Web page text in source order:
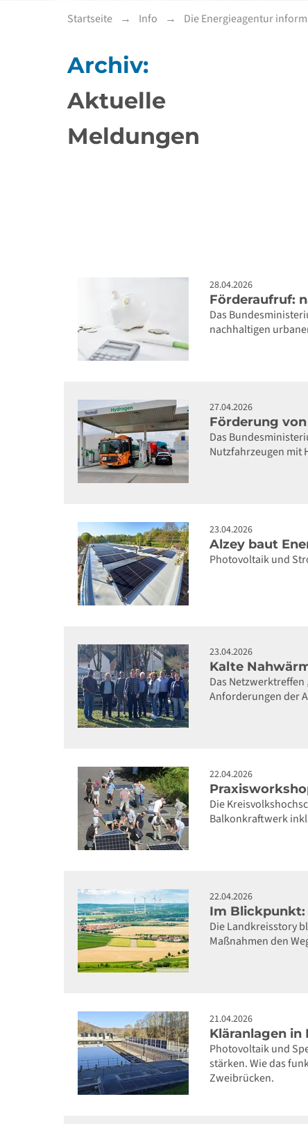
Startseite Info Die Energieagentur
Archiv:
Aktuelle
Meldungen
28.04.2026
Förderaufruf:
Das
nachhaltigen
27.04.2026
Förderung
Das
Nutzfahrzeugen mit
23.04.2026
Alzey baut
Photovoltaik und
23.04.2026
Kalte
Das
Anforderungen der
22.04.2026
Die
Balkonkraftwerk
22.04.2026
Im Blickpunkt:
Die Landkreisstory
Maßnahmen den
21.04.2026
Kläranlagen in
Photovoltaik und
stärken. Wie das
Zweibrücken.